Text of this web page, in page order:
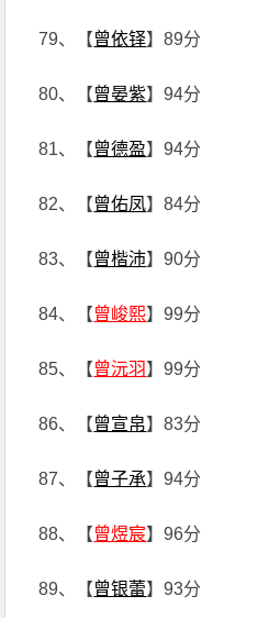
79、【曾依铎】89分
80、【曾晏紫】94分
81、【曾德盈】94分
82、【曾佑凤】84分
83、【曾楷沛】90分
84、【曾峻熙】99分
85、【曾沅羽】99分
86、【曾宣帛】83分
87、【曾子承】94分
88、【曾煜宸】96分
89、【曾银蕾】93分